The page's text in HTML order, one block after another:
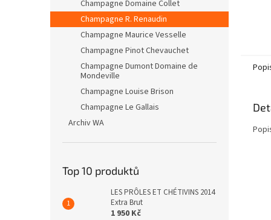
Champagne Domaine Collet
Champagne R. Renaudin
Champagne Maurice Vesselle
Champagne Pinot Chevauchet
Champagne Dumont Domaine de
Mondeville
Champagne Louise Brison
Champagne Le Gallais
Archiv WA
Top 10 produktů
LES PRÔLES ET CHÉTIVINS 2014
Extra Brut
1 950 Kč